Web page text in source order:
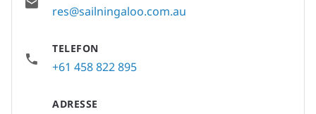
res@sailningaloo.com.au
TELEFON
+61 458 822 895
ADRESSE